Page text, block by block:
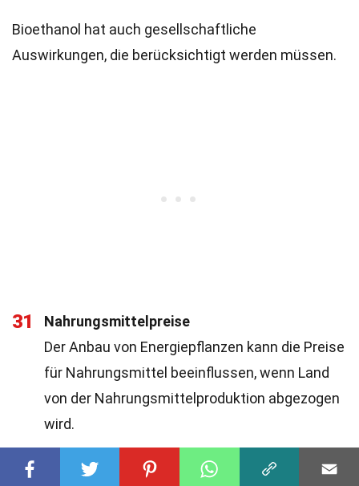
Bioethanol hat auch gesellschaftliche
Auswirkungen, die berücksichtigt werden müssen.
31
Nahrungsmittelpreise
Der Anbau von Energiepflanzen kann die Preise
für Nahrungsmittel beeinflussen, wenn Land
von der Nahrungsmittelproduktion abgezogen
wird.
Bildung und Forschung